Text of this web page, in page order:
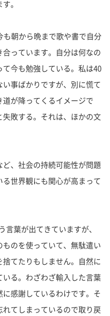
。
も朝から晩まで歌や書で自分
っています。自分は何なの
今も勉強している。私は40
事ばかりですが、別に慌て
が降ってくるイメージで
敗する。それは、ほかの文
ど、社会の持続可能性が問題
世界観にも関心が高まって
言葉が出てきていますが、
のを使っていて、無駄遣い
てたりもしません。自然に
る。わざわざ輸入した言葉
感謝しているわけです。そ
てしまっているので取り戻